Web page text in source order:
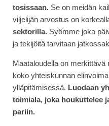
tosissaan. Se on meidän
viljelijän arvostus on
sektorilla. Syömme joka
ja tekijöitä tarvitaan
Maataloudella on
koko yhteiskunnan
ylläpitämisessä. Luodaan
toimiala, joka houkuttelee
pariin.